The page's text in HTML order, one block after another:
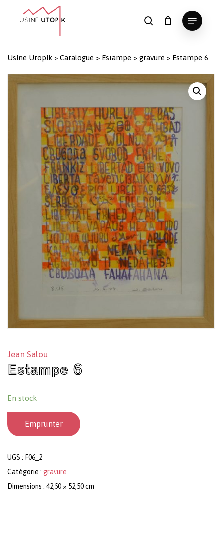
search
Menu
Panier Fermer
le
Usine Utopik > Catalogue > Estampe > gravure > Estampe 6
Jean Salou
Estampe 6
En stock
Emprunter
UGS : F06_2
Catégorie : gravure
Dimensions : 42,50 × 52,50 cm
Close